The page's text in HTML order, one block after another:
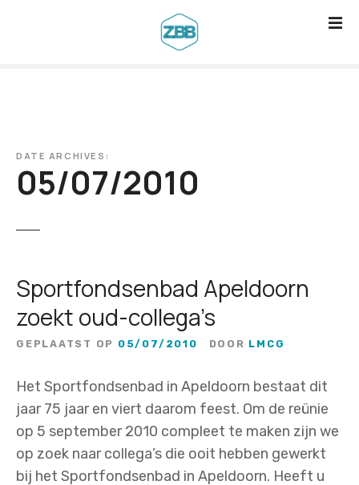
DATE ARCHIVES:
05/07/2010
Sportfondsenbad Apeldoorn
zoekt oud-collega’s
GEPLAATST OP 05/07/2010 DOOR LMCG
Het Sportfondsenbad in Apeldoorn bestaat dit
jaar 75 jaar en viert daarom feest. Om de reünie
op 5 september 2010 compleet te maken zijn we
op zoek naar collega’s die ooit hebben gewerkt
bij het Sportfondsenbad in Apeldoorn. Heeft u